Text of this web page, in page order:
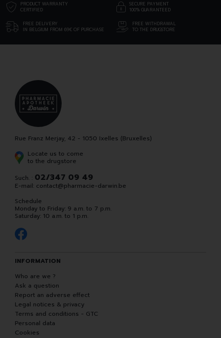
PRODUCT WARRANTY
CERTIFIED
SECURE PAYMENT
100% GUARANTEED
FREE DELIVERY
IN BELGIUM FROM 69€ OF PURCHASE
FREE WITHDRAWAL
TO THE DRUGSTORE
Rue Franz Merjay, 42 - 1050 Ixelles (Bruxelles)
Locate us to come
to the drugstore
Such. : 02/347 09 49
E-mail: contact@pharmacie-darwin.be
Schedule
Monday to Friday: 9 a.m. to 7 p.m.
Saturday: 10 a.m. to 1 p.m.
INFORMATION
Who are we ?
Ask a question
Report an adverse effect
Legal notices & privacy
Terms and conditions - GTC
Personal data
Cookies